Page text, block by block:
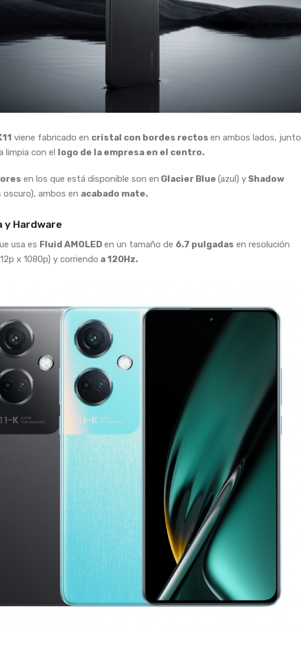
viene fabricado en cristal con bordes rectos en ambos lados, junto
limpia con el logo de la empresa en el centro.
en los que está disponible son en Glacier Blue (azul) y Shadow
oscuro), ambos en acabado mate.
y Hardware
usa es Fluid AMOLED en un tamaño de 6.7 pulgadas en resolución
x 1080p) y corriendo a 120Hz.